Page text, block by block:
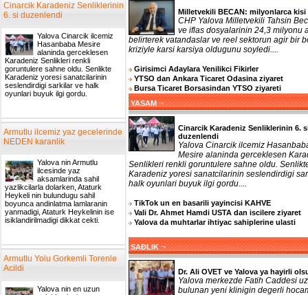
Cinarcik Karadeniz Senliklerinin
6. si duzenlendi
Yalova Cinarcik ilcemiz
Hasanbaba Mesire
alaninda gerceklesen
Karadeniz Senlikleri renkli
goruntulere sahne oldu. Senlikte
Karadeniz yoresi sanatcilarinin
seslendirdigi sarkilar ve halk
oyunlari buyuk ilgi gordu.
Armutlu ilcemiz yaz gecelerinde
NEDEN karanlik
Yalova nin Armutlu
ilcesinde yaz
aksamlarinda sahil
yazlikcilarla dolarken, Ataturk
Heykeli nin bulundugu sahil
boyunca andinlatma lamlaranin
yanmadigi, Ataturk Heykelinin ise
isiklandirilmadigi dikkat cekti.
Armutlu Yolu Gorkemli Torenle
Acildi
Yalova nin en uzun
Milletvekili BECAN: milyonlarca kisi
CHP Yalova Milletvekili Tahsin
ve iflas dosyalarinin 24,3 milyonu
belirterek vatandaslar ve reel sektorun agir bir
kriziyle karsi karsiya oldugunu soyledi....
Girisimci Adaylara Yenilikci Fikirler
YTSO dan Ankara Ticaret Odasina ziyaret
Bursa Ticaret Borsasindan YTSO ziyareti
YASAM ¬
Cinarcik Karadeniz Senliklerinin 6.
duzenlendi
Yalova Cinarcik ilcemiz
Mesire alaninda gerceklesen
Senlikleri renkli goruntulere sahne oldu.
Karadeniz yoresi sanatcilarinin seslendirdigi
halk oyunlari buyuk ilgi gordu....
TikTok un en basarili yayincisi KAHVE
Vali Dr. Ahmet Hamdi USTA dan iscilere ziyaret
Yalova da muhtarlar ihtiyac sahiplerine ulasti
SAĐLIK ¬
Dr. Ali OVET ve Yalova ya hayirli
Yalova merkezde Fatih Caddesi
bulunan yeni klinigin degerli